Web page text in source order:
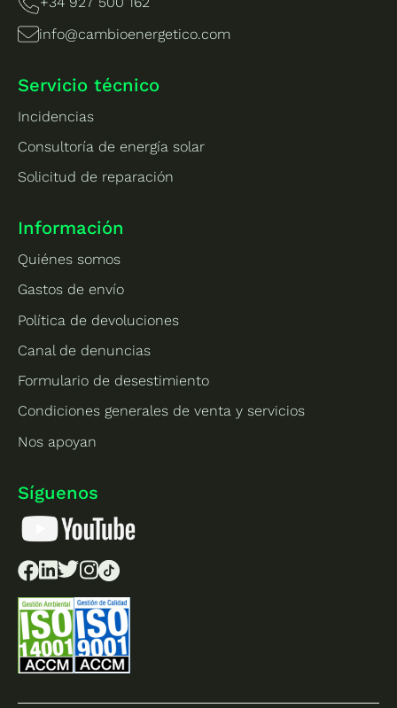
info@cambioenergetico.com
Servicio técnico
Incidencias
Consultoría de energía solar
Solicitud de reparación
Información
Quiénes somos
Gastos de envío
Política de devoluciones
Canal de denuncias
Formulario de desestimiento
Condiciones generales de venta y servicios
Nos apoyan
Síguenos